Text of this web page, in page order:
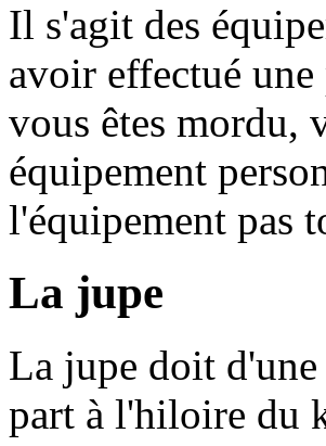
Il s'agit des
avoir effectué une
vous êtes mordu,
équipement
l'équipement pas
La jupe
La jupe doit d'une
part à l'hiloire du